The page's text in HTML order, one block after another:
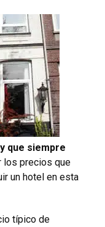
que siempre
los precios que
un hotel en esta
típico de